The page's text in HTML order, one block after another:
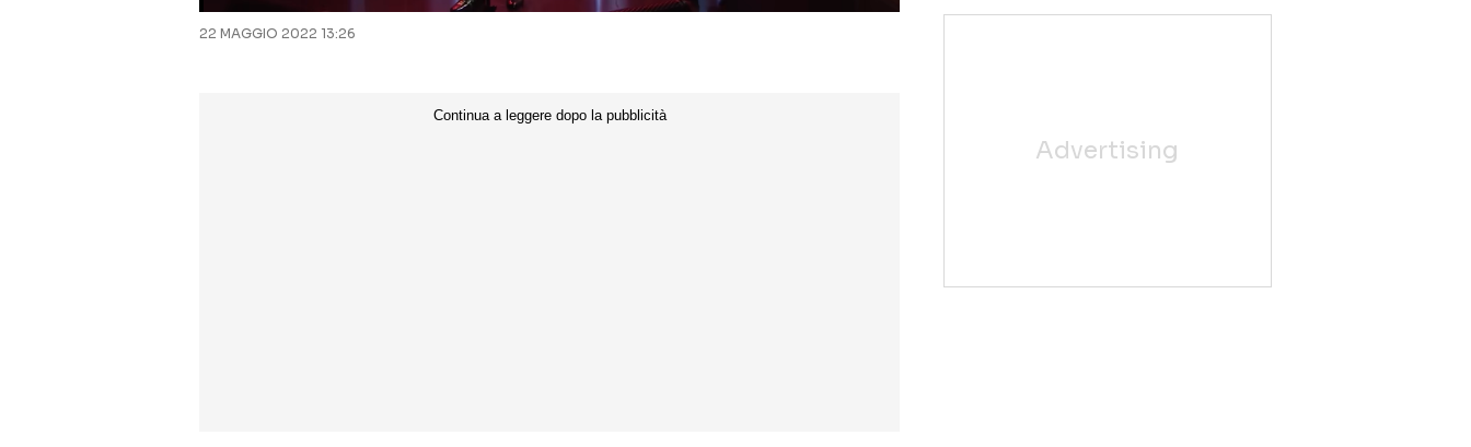
22 MAGGIO 2022 13:26